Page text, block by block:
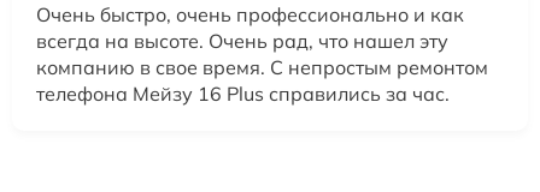
Очень быстро, очень профессионально и как
всегда на высоте. Очень рад, что нашел эту
компанию в свое время. С непростым ремонтом
телефона Мейзу 16 Plus справились за час.